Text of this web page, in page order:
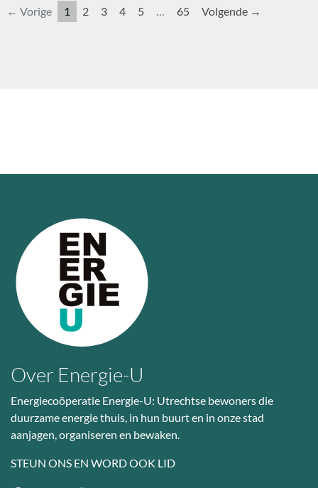
← Vorige 1 2 3 4 5 … 65 Volgende →
Over Energie-U
Energiecoöperatie Energie-U: Utrechtse bewoners die
duurzame energie thuis, in hun buurt en in onze stad
aanjagen, organiseren en bewaken.
STEUN ONS EN WORD OOK LID